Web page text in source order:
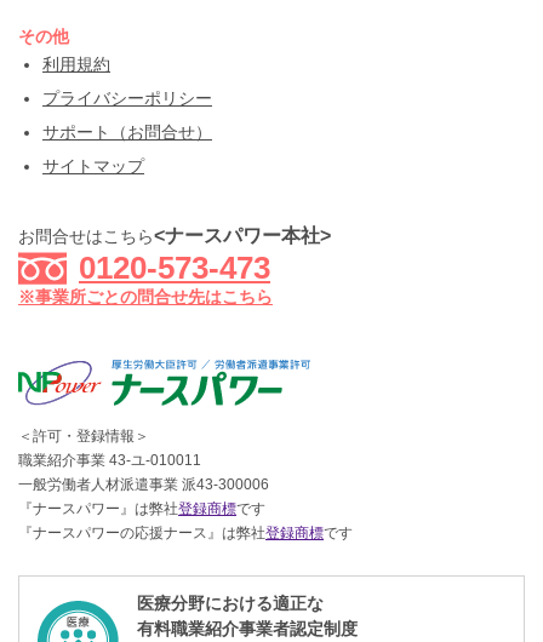
その他
利用規約
プライバシーポリシー
サポート（お問合せ）
サイトマップ
お問合せはこちら<ナースパワー本社>
0120-573-473
※事業所ごとの問合せ先はこちら
＜許可・登録情報＞
職業紹介事業 43-ユ-010011
一般労働者人材派遣事業 派43-300006
『ナースパワー』は弊社登録商標です
『ナースパワーの応援ナース』は弊社登録商標です
医療分野における適正な
有料職業紹介事業者認定制度